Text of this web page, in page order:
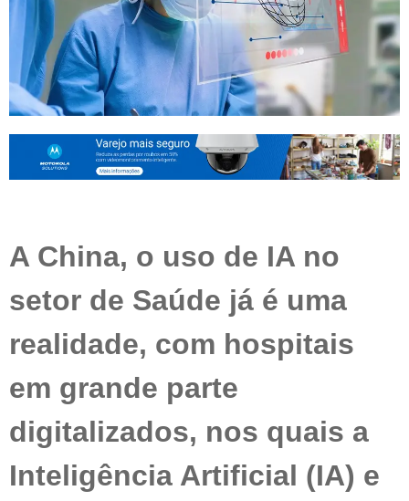
A China, o uso de IA no
setor de Saúde já é uma
realidade, com hospitais
em grande parte
digitalizados, nos quais a
Inteligência Artificial (IA) e